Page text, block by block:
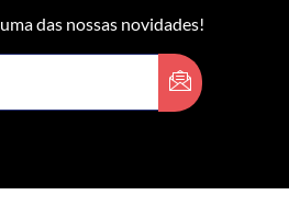
das nossas novidades!